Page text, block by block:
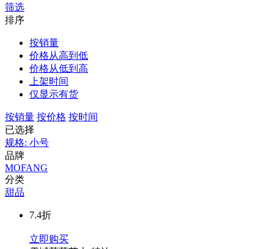
筛选
排序
按销量
价格从高到低
价格从低到高
上架时间
仅显示有货
按销量 按价格 按时间
已选择
规格: 小号
品牌
MOFANG
分类
甜品
7.4折
立即购买